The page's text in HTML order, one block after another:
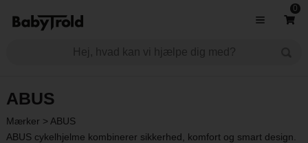
0
ABUS
Mærker > ABUS
ABUS cykelhjelme kombinerer sikkerhed, komfort og smart design.